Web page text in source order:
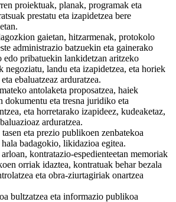
proiektuak, planak, programak eta
prestatu eta izapidetzea bere
gaietan, hitzarmenak, protokolo
administrazio batzuekin eta gainerako
edo pribatuekin lankidetzan aritzeko
negoziatu, landu eta izapidetzea, eta horiek
ebaluatzeaz arduratzea.
antolaketa proposatzea, haiek
dokumentu eta tresna juridiko eta
eta horretarako izapideez, kudeaketaz,
arduratzea.
eta prezio publikoen zenbatekoa
hala badagokio, likidazioa egitea.
kontratazio-espedienteetan memoriak
orriak idaztea, kontratuak behar bezala
eta obra-ziurtagiriak onartzea
bultzatzea eta informazio publikoa